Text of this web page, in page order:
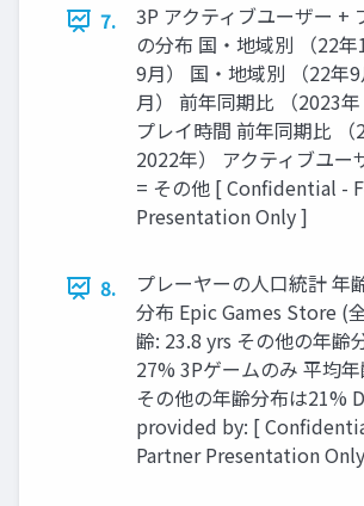
7.
3P アクティブユーザー +
の分布 国・地域別 （22
9月） 国・地域別 （22年
月） 前年同期比 （2023年
プレイ時間 前年同期比 （
2022年） アクティブユ
= その他 [ Confidential -
Presentation Only ]
8.
プレーヤーの人口統計 年
分布 Epic Games Store (
齢: 23.8 yrs その他の年齢
27% 3Pゲームのみ 平均
その他の年齢分布は21%
provided by: [
Partner Presentation